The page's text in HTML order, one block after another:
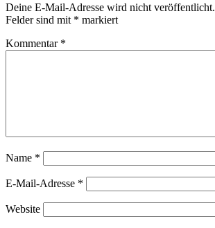
Deine E-Mail-Adresse wird nicht veröffentlicht.
Felder sind mit * markiert
Kommentar *
Name *
E-Mail-Adresse *
Website